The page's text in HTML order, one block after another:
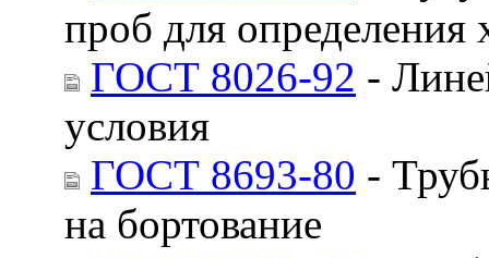
проб для определения
ГОСТ 8026-92 -
условия
ГОСТ 8693-80 -
на бортование